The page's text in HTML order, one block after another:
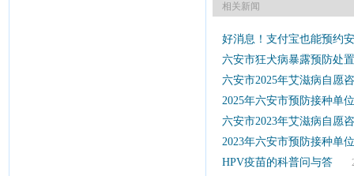
相关新闻
好消息！支付宝也能预约
六安市狂犬病暴露预防处
六安市2025年艾滋病自愿
2025年六安市预防接种单
六安市2023年艾滋病自愿
2023年六安市预防接种单
HPV疫苗的科普问与答